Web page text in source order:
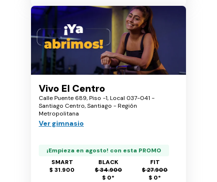
Vivo El Centro
Calle Puente 689, Piso -1, Local 037-041 -
Santiago Centro, Santiago - Región
Metropolitana
Ver gimnasio
¡Empieza en agosto! con esta PROMO
SMART
$ 31.900
BLACK
$ 34.900
$ 0*
FIT
$ 27.900
$ 0*